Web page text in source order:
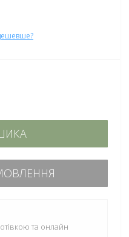
та онлайн